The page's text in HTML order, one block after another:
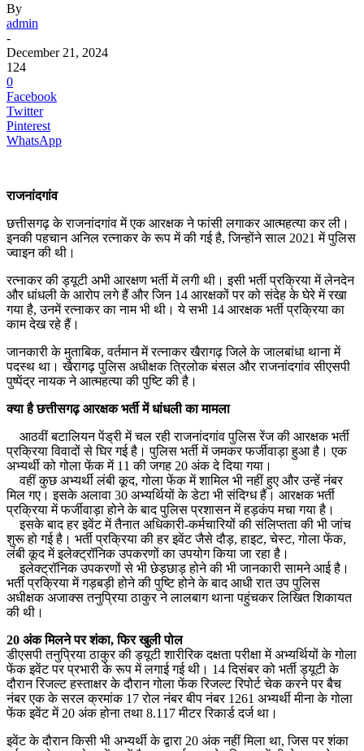
By
admin
-
December 21, 2024
124
0
Facebook
Twitter
Pinterest
WhatsApp
राजनांदगांव
छत्तीसगढ़ के राजनांदगांव में एक आरक्षक ने फांसी लगाकर आत्महत्या कर ली।
इनकी पहचान अनिल रत्नाकर के रूप में की गई है, जिन्होंने साल 2021 में पुलिस
ज्वाइन की थी।
रत्नाकर की ड्यूटी अभी आरक्षण भर्ती में लगी थी। इसी भर्ती प्रक्रिया में लेनदेन
और धांधली के आरोप लगे हैं और जिन 14 आरक्षकों पर को संदेह के घेरे में रखा
गया है, उनमें रत्नाकर का नाम भी थी। ये सभी 14 आरक्षक भर्ती प्रक्रिया का
काम देख रहे हैं।
जानकारी के मुताबिक, वर्तमान में रत्नाकर खैरागढ़ जिले के जालबांधा थाना में
पदस्थ था। खैरागढ़ पुलिस अधीक्षक त्रिलोक बंसल और राजनांदगांव सीएसपी
पुष्पेंद्र नायक ने आत्महत्या की पुष्टि की है।
क्या है छत्तीसगढ़ आरक्षक भर्ती में धांधली का मामला
आठवीं बटालियन पेंड्री में चल रही राजनांदगांव पुलिस रेंज की आरक्षक भर्ती
प्रक्रिया विवादों से घिर गई है। पुलिस भर्ती में जमकर फर्जीवाड़ा हुआ है। एक
अभ्यर्थी को गोला फेंक में 11 की जगह 20 अंक दे दिया गया।
वहीं कुछ अभ्यर्थी लंबी कूद, गोला फेंक में शामिल भी नहीं हुए और उन्हें नंबर
मिल गए। इसके अलावा 30 अभ्यर्थियों के डेटा भी संदिग्ध हैं। आरक्षक भर्ती
प्रक्रिया में फर्जीवाड़ा होने के बाद पुलिस प्रशासन में हड़कंप मचा गया है।
इसके बाद हर इवेंट में तैनात अधिकारी-कर्मचारियों की संलिप्तता की भी जांच
शुरू हो गई है। भर्ती प्रक्रिया की हर इवेंट जैसे दौड़, हाइट, चेस्ट, गोला फेंक,
लंबी कूद में इलेक्ट्रॉनिक उपकरणों का उपयोग किया जा रहा है।
इलेक्ट्रॉनिक उपकरणों से भी छेड़छाड़ होने की भी जानकारी सामने आई है।
भर्ती प्रक्रिया में गड़बड़ी होने की पुष्टि होने के बाद आधी रात उप पुलिस
अधीक्षक अजाक्स तनुप्रिया ठाकुर ने लालबाग थाना पहुंचकर लिखित शिकायत
की थी।
20 अंक मिलने पर शंका, फिर खुली पोल
डीएसपी तनुप्रिया ठाकुर की ड्यूटी शारीरिक दक्षता परीक्षा में अभ्यर्थियों के गोला
फेंक इवेंट पर प्रभारी के रूप में लगाई गई थी। 14 दिसंबर को भर्ती ड्यूटी के
दौरान रिजल्ट हस्ताक्षर के दौरान गोला फेंक रिजल्ट रिपोर्ट चेक करने पर बैच
नंबर एक के सरल क्रमांक 17 रोल नंबर बीप नंबर 1261 अभ्यर्थी मीना के गोला
फेंक इवेंट में 20 अंक होना तथा 8.117 मीटर रिकार्ड दर्ज था।
इवेंट के दौरान किसी भी अभ्यर्थी के द्वारा 20 अंक नहीं मिला था, जिस पर शंका